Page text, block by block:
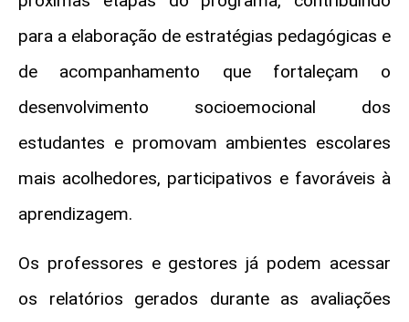
para a elaboração de estratégias pedagógicas e
de acompanhamento que fortaleçam o
desenvolvimento socioemocional dos
estudantes e promovam ambientes escolares
mais acolhedores, participativos e favoráveis à
aprendizagem.
Os professores e gestores já podem acessar
os relatórios gerados durante as avaliações